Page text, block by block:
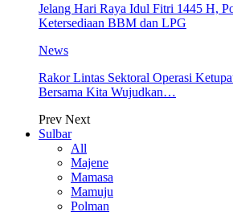
Jelang Hari Raya Idul Fitri 1445 H,
Ketersediaan BBM dan LPG
News
Rakor Lintas Sektoral Operasi
Bersama Kita Wujudkan…
Prev Next
Sulbar
All
Majene
Mamasa
Mamuju
Polman